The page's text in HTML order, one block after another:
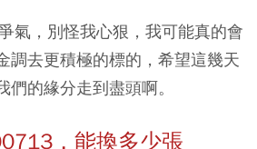
氣，別怪我心狠，我可能真的會
調去更積極的標的，希望這幾天
的緣分走到盡頭啊。
，能換多少張